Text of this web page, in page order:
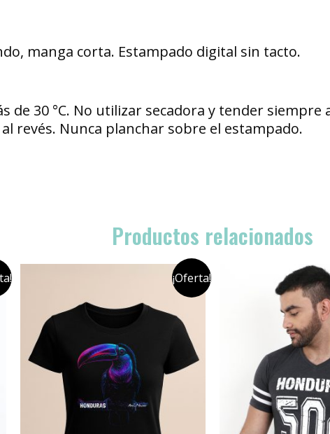
manga corta. Estampado digital sin tacto.
de 30 °C. No utilizar secadora y tender
revés. Nunca planchar sobre el estampado.
Productos relacionados
¡Oferta!